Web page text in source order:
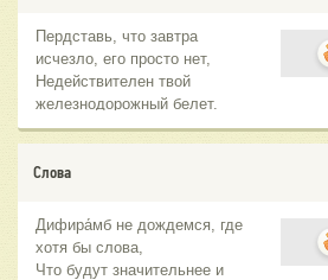
Пердставь, что завтра
исчезло, его просто нет,
Недействителен твой
железнодорожный белет.
Ненужно теперь готовить обед,
Никогда не увидишь больше
рассвет.
Слова
Дифира́мб не дождемся, где
хотя бы слова,
Что будут значительнее и